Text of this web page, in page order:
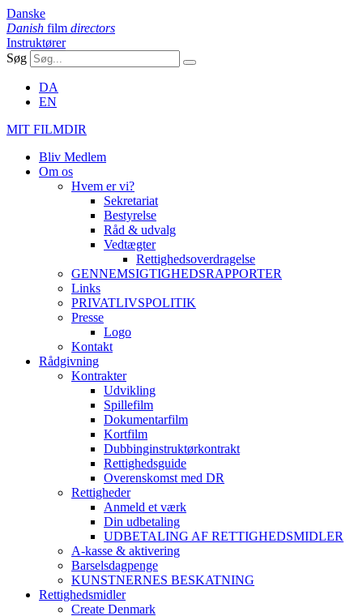
Danske
Danish film directors
Instruktører
Søg
DA
EN
MIT FILMDIR
Bliv Medlem
Om os
Hvem er vi?
Sekretariat
Bestyrelse
Råd & udvalg
Vedtægter
Rettighedsoverdragelse
GENNEMSIGTIGHEDSRAPPORTER
Links
PRIVATLIVSPOLITIK
Presse
Logo
Kontakt
Rådgivning
Kontrakter
Udvikling
Spillefilm
Dokumentarfilm
Kortfilm
Dubbinginstruktørkontrakt
Rettighedsguide
Overenskomst med DR
Rettigheder
Anmeld et værk
Din udbetaling
UDBETALING AF RETTIGHEDSMIDLER
A-kasse & aktivering
Barselsdagpenge
KUNSTNERNES BESKATNING
Rettighedsmidler
Create Denmark